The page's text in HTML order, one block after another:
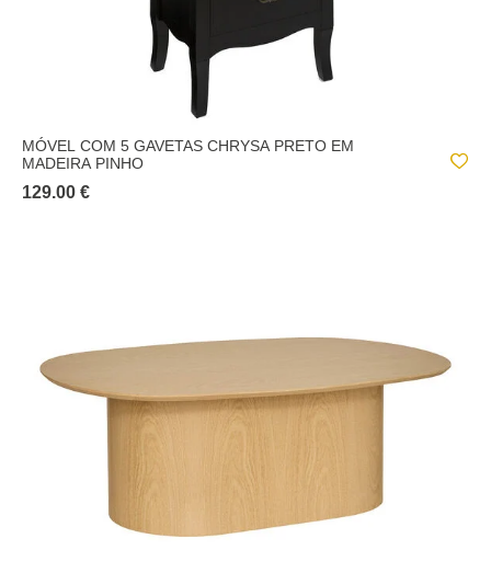
MÓVEL COM 5 GAVETAS CHRYSA PRETO EM
MADEIRA PINHO
129.00 €